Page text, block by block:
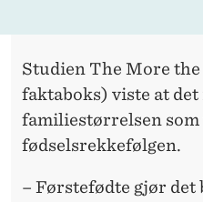
Studien The More
faktaboks) viste at det
familiestørrelsen som
fødselsrekkefølgen.
– Førstefødte gjør